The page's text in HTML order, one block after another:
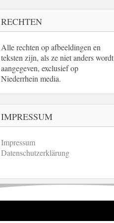
RECHTEN
Alle rechten op afbeeldingen en
teksten zijn, als ze niet anders wordt
aangegeven, exclusief op
Niederrhein media.
IMPRESSUM
Impressum
Datenschutzerklärung